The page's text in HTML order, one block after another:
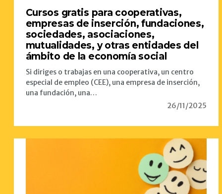
Cursos gratis para cooperativas,
empresas de inserción, fundaciones,
sociedades, asociaciones,
mutualidades, y otras entidades del
ámbito de la economía social
26/11/2025
Si diriges o trabajas en una cooperativa, un centro
especial de empleo (CEE), una empresa de inserción,
una fundación, una…